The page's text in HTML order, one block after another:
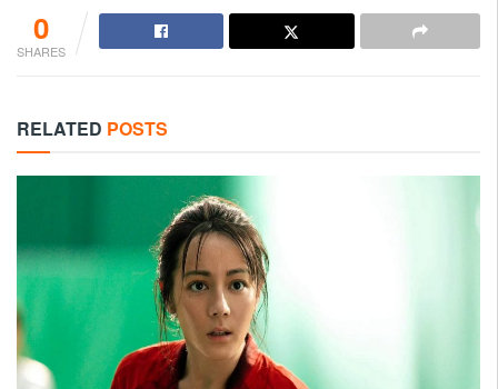
0
SHARES
RELATED POSTS